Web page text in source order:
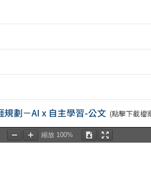
規劃－AI x 自主學習-公文 (點擊下載檔
縮放 100%